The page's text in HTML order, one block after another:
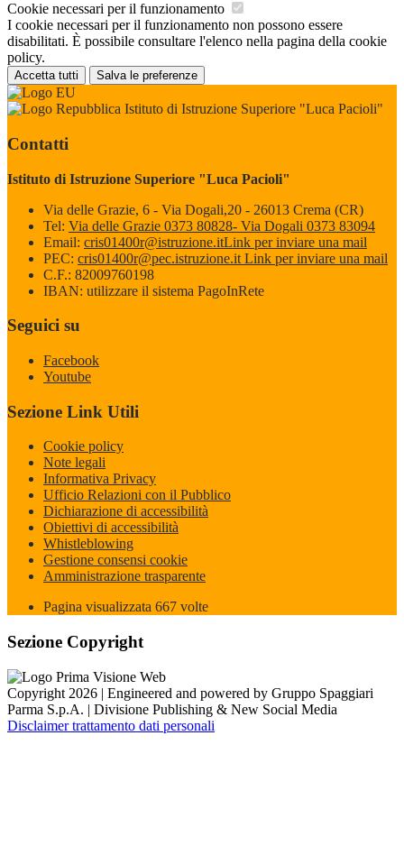
Cookie necessari per il funzionamento
I cookie necessari per il funzionamento non possono essere
disabilitati. È possibile consultare l'elenco nella pagina della cookie
policy.
Accetta tutti Salva le preferenze
Istituto di Istruzione Superiore "Luca Pacioli"
Contatti
Istituto di Istruzione Superiore "Luca Pacioli"
Via delle Grazie, 6 - Via Dogali,20 - 26013 Crema (CR)
Tel: Via delle Grazie 0373 80828- Via Dogali 0373 83094
Email: cris01400r@istruzione.itLink per inviare una mail
PEC: cris01400r@pec.istruzione.it Link per inviare una mail
C.F.: 82009760198
IBAN: utilizzare il sistema PagoInRete
Seguici su
Facebook
Youtube
Sezione Link Utili
Cookie policy
Note legali
Informativa Privacy
Ufficio Relazioni con il Pubblico
Dichiarazione di accessibilità
Obiettivi di accessibilità
Whistleblowing
Gestione consensi cookie
Amministrazione trasparente
Pagina visualizzata 667 volte
Sezione Copyright
Copyright 2026 | Engineered and powered by Gruppo Spaggiari
Parma S.p.A. | Divisione Publishing & New Social Media
Disclaimer trattamento dati personali